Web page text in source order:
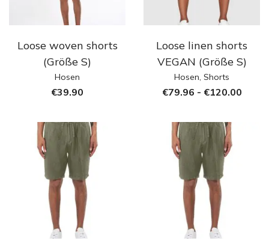
Loose woven shorts
(Größe S)
Hosen
€39.90
Loose linen shorts
VEGAN (Größe S)
Hosen, Shorts
€79.96 - €120.00